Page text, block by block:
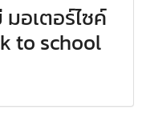
มอเตอร์ไซค์
to school